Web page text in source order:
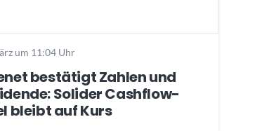
um 11:04 Uhr
bestätigt Zahlen und
Solider Cashflow-
bleibt auf Kurs